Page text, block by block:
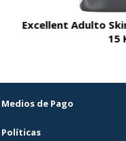
Excellent Adulto
15
Medios de Pago
Políticas